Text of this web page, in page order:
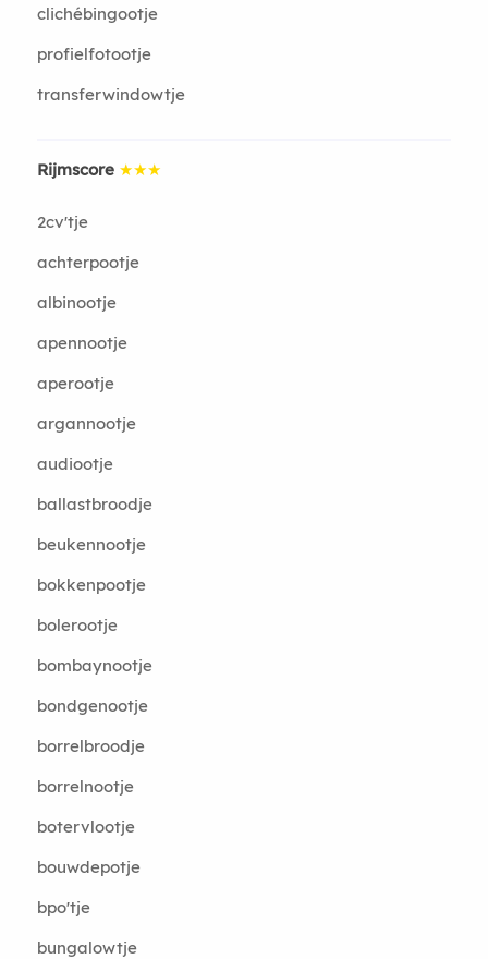
clichébingootje
profielfotootje
transferwindowtje
Rijmscore ★★★
2cv'tje
achterpootje
albinootje
apennootje
aperootje
argannootje
audiootje
ballastbroodje
beukennootje
bokkenpootje
bolerootje
bombaynootje
bondgenootje
borrelbroodje
borrelnootje
botervlootje
bouwdepotje
bpo'tje
bungalowtje